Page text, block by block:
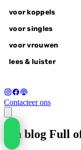
voor koppels
voor singles
voor vrouwen
lees & luister
Contacteer ons
voor koppels
een blog Full